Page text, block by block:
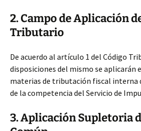
2. Campo de Aplicación
Tributario
De acuerdo al artículo 1 del Código
disposiciones del mismo se aplicarán
materias de tributación fiscal interna
de la competencia del Servicio de
3. Aplicación Supletoria